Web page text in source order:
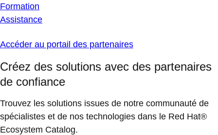
Formation
Assistance
Accéder au portail des partenaires
Créez des solutions avec des partenaires
de confiance
Trouvez les solutions issues de notre communauté de
spécialistes et de nos technologies dans le Red Hat®
Ecosystem Catalog.